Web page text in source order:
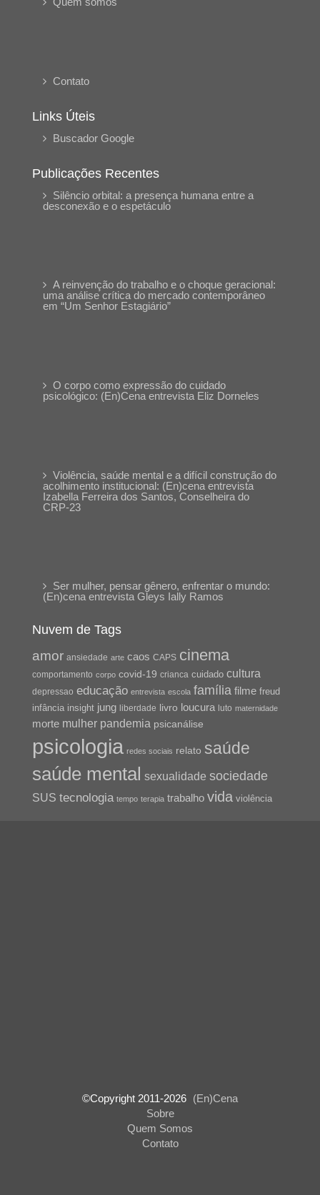
Contato
Links Úteis
Buscador Google
Publicações Recentes
Silêncio orbital: a presença humana entre a
desconexão e o espetáculo
A reinvenção do trabalho e o choque geracional:
uma análise crítica do mercado contemporâneo
em “Um Senhor Estagiário”
O corpo como expressão do cuidado
psicológico: (En)Cena entrevista Eliz Dorneles
Violência, saúde mental e a difícil construção do
acolhimento institucional: (En)cena entrevista
Izabella Ferreira dos Santos, Conselheira do
CRP-23
Ser mulher, pensar gênero, enfrentar o mundo:
(En)cena entrevista Gleys Ially Ramos
Nuvem de Tags
amor ansiedade arte caos CAPS cinema
comportamento corpo covid-19 crianca cuidado cultura
depressao educação entrevista escola família filme freud
infância insight jung liberdade livro loucura luto maternidade
morte mulher pandemia psicanálise
psicologia redes sociais relato saúde
saúde mental sexualidade sociedade
SUS tecnologia tempo terapia trabalho vida violência
©Copyright 2011-2026 (En)Cena
Sobre
Quem Somos
Contato